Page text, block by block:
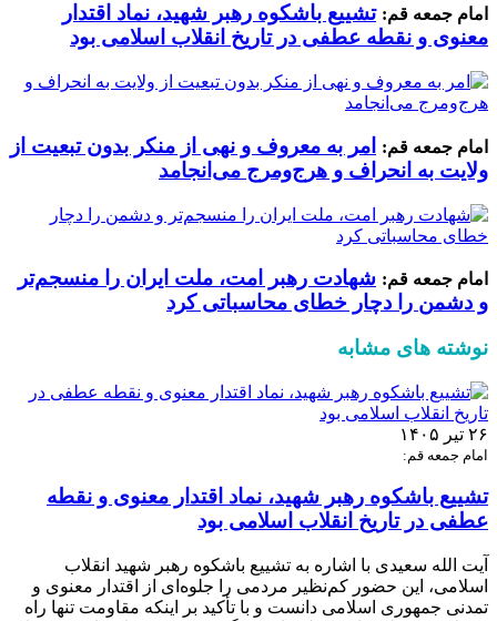
امام جمعه قم: تشییع باشکوه رهبر شهید، نماد اقتدار
معنوی و نقطه عطفی در تاریخ انقلاب اسلامی بود
امام جمعه قم:
امر به معروف و نهی از منکر بدون تبعیت از
ولایت به انحراف و هرج‌ومرج می‌انجامد
امام جمعه قم: شهادت رهبر امت، ملت ایران را منسجم‌تر
و دشمن را دچار خطای محاسباتی کرد
نوشته های مشابه
۲۶ تیر ۱۴۰۵
امام جمعه قم:
تشییع باشکوه رهبر شهید، نماد اقتدار معنوی و نقطه
عطفی در تاریخ انقلاب اسلامی بود
آیت الله سعیدی با اشاره به تشییع باشکوه رهبر شهید انقلاب
اسلامی، این حضور کم‌نظیر مردمی را جلوه‌ای از اقتدار معنوی و
تمدنی جمهوری اسلامی دانست و با تأکید بر اینکه مقاومت تنها راه